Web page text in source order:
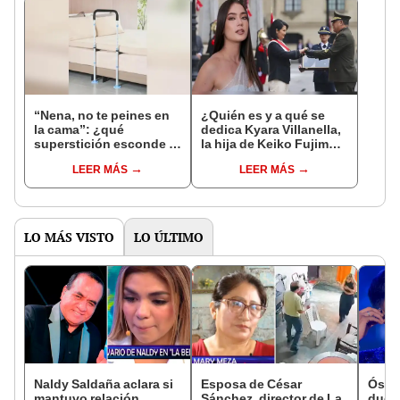
“Nena, no te peines en
la cama”: ¿qué
superstición esconde la
Enanitos Verdes?
LEER MÁS
¿Quién es y a qué se
dedica Kyara Villanella,
la hija de Keiko Fujimori
nivel nacional?
LEER MÁS
LO MÁS VISTO LO ÚLTIMO
Naldy Saldaña aclara si
Esposa de César